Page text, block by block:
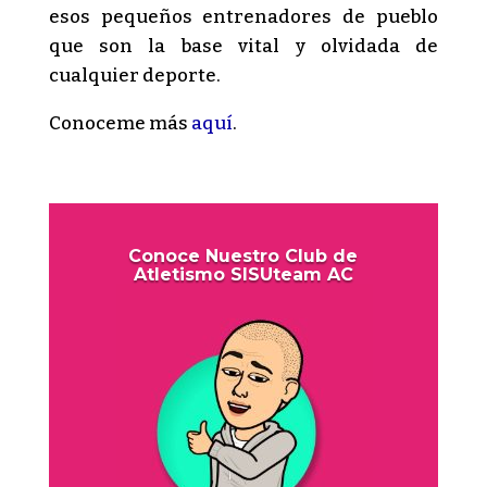
esos pequeños entrenadores de pueblo
que son la base vital y olvidada de
cualquier deporte.
Conoceme más aquí.
Conoce Nuestro Club de
Atletismo SISUteam AC